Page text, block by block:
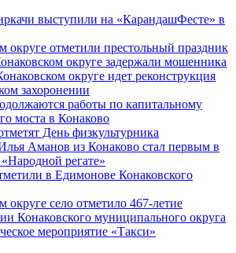
выступили на «КарандашФесте» в
округе отметили престольный праздник
округе задержали мошенника
округе идет реконструкция
захоронении
работы по капитальному
моста в Конаково
День физкультурника
Аманов из Конаково стал первым в
регате»
в Едимонове Конаковского
округе село отметило 467-летие
Конаковского муниципального округа
мероприятие «Такси»